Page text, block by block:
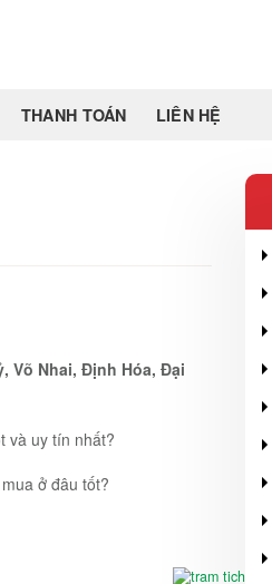
THANH TOÁN LIÊN HỆ
Võ Nhai, Định Hóa, Đại
và uy tín nhất?
ở đâu tốt?